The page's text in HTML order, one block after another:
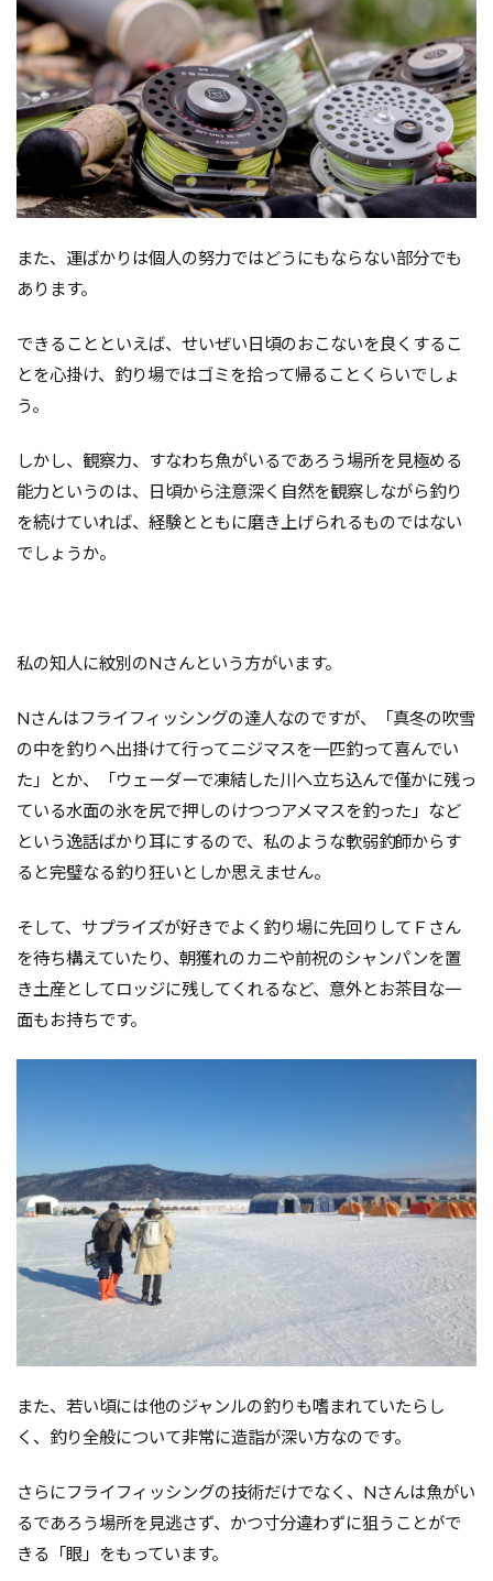
また、運ばかりは個人の努力ではどうにもならない部分でも
あります。
できることといえば、せいぜい日頃のおこないを良くするこ
とを心掛け、釣り場ではゴミを拾って帰ることくらいでしょ
う。
しかし、観察力、すなわち魚がいるであろう場所を見極める
能力というのは、日頃から注意深く自然を観察しながら釣り
を続けていれば、経験とともに磨き上げられるものではない
でしょうか。
私の知人に紋別のNさんという方がいます。
Nさんはフライフィッシングの達人なのですが、「真冬の吹雪
の中を釣りへ出掛けて行ってニジマスを一匹釣って喜んでい
た」とか、「ウェーダーで凍結した川へ立ち込んで僅かに残っ
ている水面の氷を尻で押しのけつつアメマスを釣った」など
という逸話ばかり耳にするので、私のような軟弱釣師からす
ると完璧なる釣り狂いとしか思えません。
そして、サプライズが好きでよく釣り場に先回りしてＦさん
を待ち構えていたり、朝獲れのカニや前祝のシャンパンを置
き土産としてロッジに残してくれるなど、意外とお茶目な一
面もお持ちです。
また、若い頃には他のジャンルの釣りも嗜まれていたらし
く、釣り全般について非常に造詣が深い方なのです。
さらにフライフィッシングの技術だけでなく、Nさんは魚がい
るであろう場所を見逃さず、かつ寸分違わずに狙うことがで
きる「眼」をもっています。